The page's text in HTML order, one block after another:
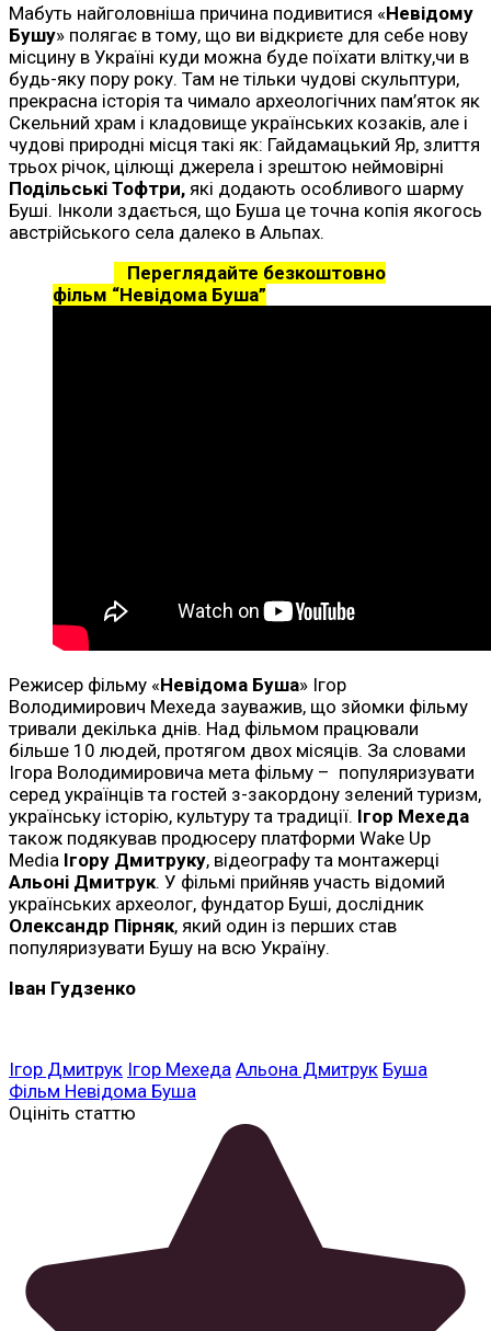
Мабуть найголовніша причина подивитися «Невідому
Бушу» полягає в тому, що ви відкриєте для себе нову
місцину в Україні куди можна буде поїхати влітку,чи в
будь-яку пору року. Там не тільки чудові скульптури,
прекрасна історія та чимало археологічних пам’яток як
Скельний храм і кладовище українських козаків, але і
чудові природні місця такі як: Гайдамацький Яр, злиття
трьох річок, цілющі джерела і зрештою неймовірні
Подільські Тофтри, які додають особливого шарму
Буші. Інколи здається, що Буша це точна копія якогось
австрійського села далеко в Альпах.
Переглядайте безкоштовно
фільм “Невідома Буша”
Режисер фільму «Невідома Буша» Ігор
Володимирович Мехеда зауважив, що зйомки фільму
тривали декілька днів. Над фільмом працювали
більше 10 людей, протягом двох місяців. За словами
Ігора Володимировича мета фільму – популяризувати
серед українців та гостей з-закордону зелений туризм,
українську історію, культуру та традиції. Ігор Мехеда
також подякував продюсеру платформи Wake Up
Media Ігору Дмитруку, відеографу та монтажерці
Альоні Дмитрук. У фільмі прийняв участь відомий
українських археолог, фундатор Буші, дослідник
Олександр Пірняк, який один із перших став
популяризувати Бушу на всю Україну.
Іван Гудзенко
Ігор Дмитрук Ігор Мехеда Альона Дмитрук Буша
Фільм Невідома Буша
Оцініть статтю